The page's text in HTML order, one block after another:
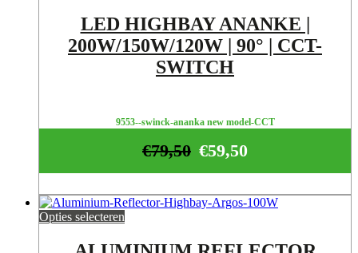
LED HIGHBAY ANANKE |
200W/150W/120W | 90° | CCT-
SWITCH
9553--swinck-ananka new model-CCT
€59,50
€79,50
Opties selecteren